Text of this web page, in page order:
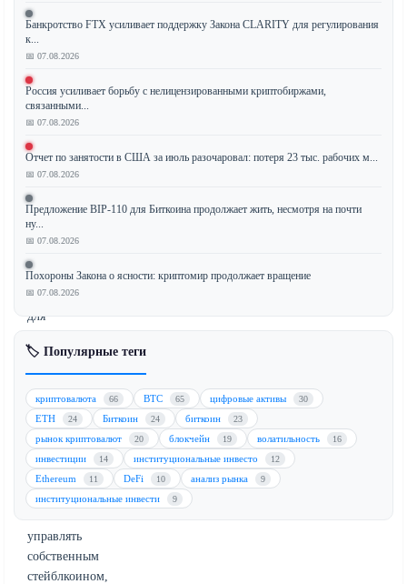
Компания
Sony
получила
условное
от
регулирующих
органов
США
на
создание
трастового
банка
для
Этот
стратегический
шаг
позволяет
японскому
технологическому
гиганту
выпускать
управлять
собственным
стейблкоином,
Банкротство FTX усиливает поддержку Закона CLARITY для регулирования
к...
📅 07.08.2026
Россия усиливает борьбу с нелицензированными криптобиржами,
связанными...
📅 07.08.2026
Отчет по занятости в США за июль разочаровал: потеря 23 тыс. рабочих м...
📅 07.08.2026
Предложение BIP-110 для Биткоина продолжает жить, несмотря на почти
ну...
📅 07.08.2026
Похороны Закона о ясности: криптомир продолжает вращение
📅 07.08.2026
🏷️ Популярные теги
криптовалюта 66 BTC 65 цифровые активы 30
ETH 24 Биткоин 24 биткоин 23
рынок криптовалют 20 блокчейн 19 волатильность 16
инвестиции 14 институциональные инвесто 12
Ethereum 11 DeFi 10 анализ рынка 9
институциональные инвести 9